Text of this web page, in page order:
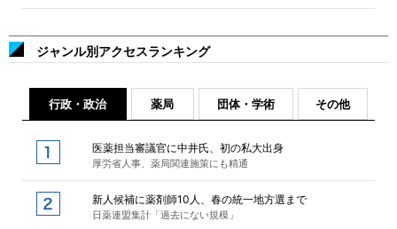
ジャンル別アクセスランキング
行政・政治 薬局 団体・学術 その他
医薬担当審議官に中井氏、初の私大出身
厚労省人事、薬局関連施策にも精通
新人候補に薬剤師10人、春の統一地方選まで
日薬連盟集計「過去にない規模」